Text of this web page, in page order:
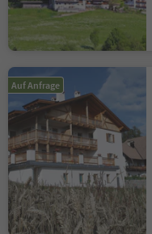
Auf Anfrage